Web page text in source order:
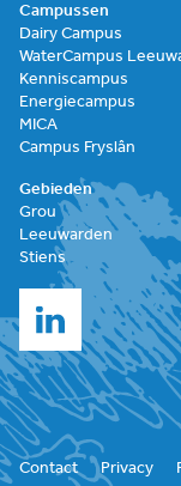
Campussen
Dairy Campus
WaterCampus
Kenniscampus
Energiecampus
MICA
Campus Fryslân
Gebieden
Grou
Leeuwarden
Stiens
Contact Privacy